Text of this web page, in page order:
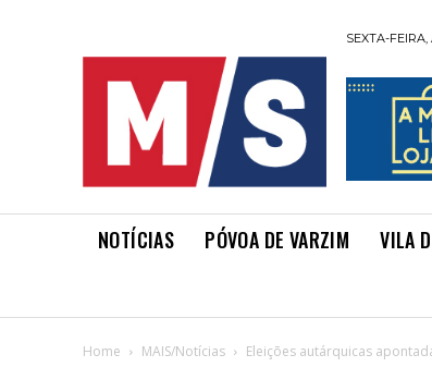
SEXTA-FEIRA,
NOTÍCIAS PÓVOA DE VARZIM VILA
Home MAIS/Notícias Eleições autárquicas